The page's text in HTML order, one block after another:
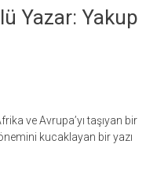
Yazar: Yakup
ve Avrupa’yı taşıyan bir
kucaklayan bir yazı